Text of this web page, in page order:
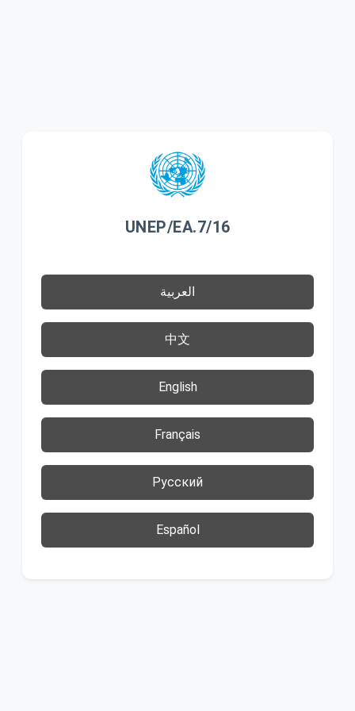
UNEP/EA.7/16
العربية
中文
English
Français
Русский
Español